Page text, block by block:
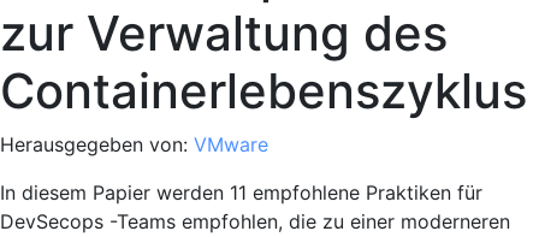
zur Verwaltung des
Containerlebenszyklus
Herausgegeben von: VMware
In diesem Papier werden 11 empfohlene Praktiken für
DevSecops -Teams empfohlen, die zu einer moderneren